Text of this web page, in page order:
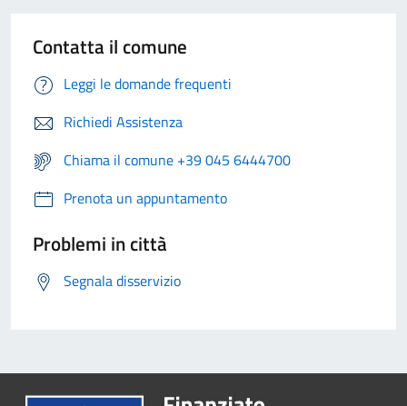
Contatta il comune
Leggi le domande frequenti
Richiedi Assistenza
Chiama il comune +39 045 6444700
Prenota un appuntamento
Problemi in città
Segnala disservizio